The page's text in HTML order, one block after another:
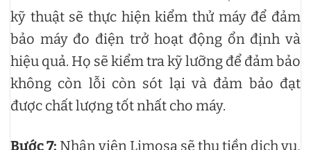
kỹ thuật sẽ thực hiện kiểm thử máy để đảm
bảo máy đo điện trở hoạt động ổn định và
hiệu quả. Họ sẽ kiểm tra kỹ lưỡng để đảm bảo
không còn lỗi còn sót lại và đảm bảo đạt
được chất lượng tốt nhất cho máy.
Bước 7: Nhân viên Limosa sẽ thu tiền dịch vụ,